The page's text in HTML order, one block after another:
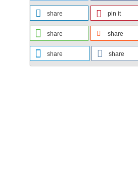
share pin it
share share
share share